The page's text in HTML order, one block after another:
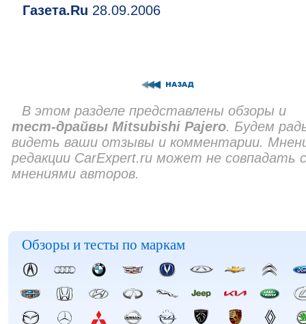
Газета.Ru 28.09.2006
В этом разделе представлены обзоры и
тест-драйвы Mitsubishi Pajero. Будем
видеть ваши отзывы и комментарии.
редакции CarExpert.ru может не совпадать с
мнениями авторов.
Обзоры и тесты по маркам